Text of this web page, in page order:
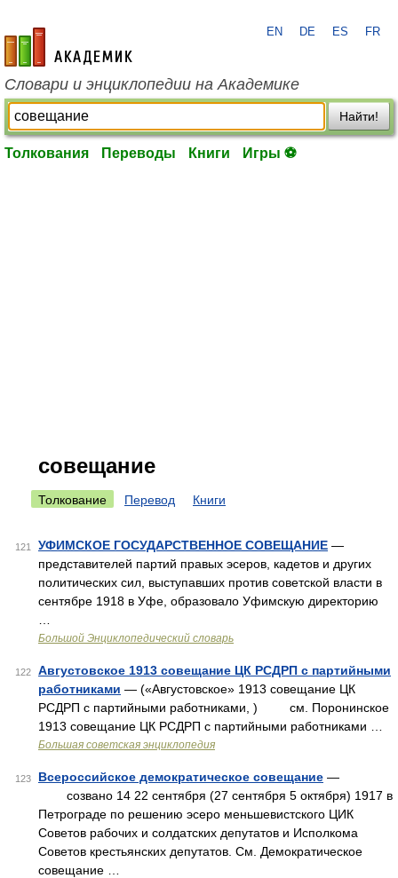
academic.ru
EN DE ES FR
Словари и энциклопедии на Академике
Найти!
Толкования Переводы Книги Игры ⚽
совещание
Толкование Перевод Книги
121 УФИМСКОЕ ГОСУДАРСТВЕННОЕ СОВЕЩАНИЕ —
представителей партий правых эсеров, кадетов и других
политических сил, выступавших против советской власти в
сентябре 1918 в Уфе, образовало Уфимскую директорию
Большой Энциклопедический словарь
122
Августовское 1913 совещание ЦК РСДРП с партийными
работниками — («Августовское» 1913 совещание ЦК
РСДРП с партийными работниками, ) см. Поронинское
1913 совещание ЦК РСДРП с партийными работниками …
Большая советская энциклопедия
123 Всероссийское демократическое совещание —
созвано 14 22 сентября (27 сентября 5 октября) 1917 в
Петрограде по решению эсеро меньшевистского ЦИК
Советов рабочих и солдатских депутатов и Исполкома
Советов крестьянских депутатов. См. Демократическое
совещание …